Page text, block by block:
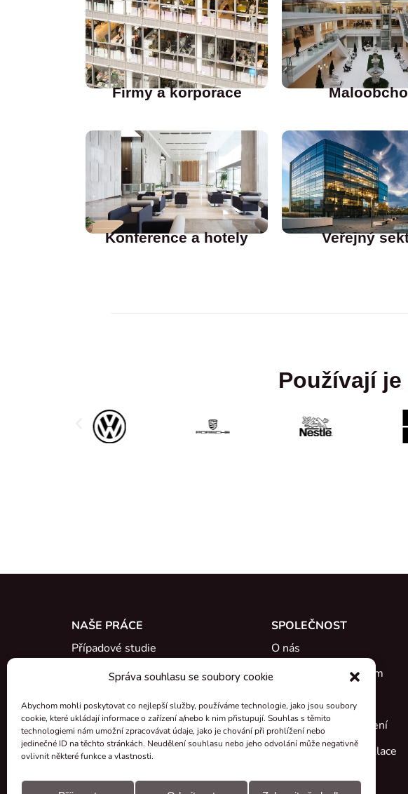
Správa souhlasu se soubory cookie
Abychom mohli poskytovat co nejlepší služby, používáme technologie, jako jsou soubory
cookie, které ukládají informace o zařízení a/nebo k nim přistupují. Souhlas s těmito
technologiemi nám umožní zpracovávat údaje, jako je chování při prohlížení nebo
jedinečné ID na těchto stránkách. Neudělení souhlasu nebo jeho odvolání může negativně
ovlivnit některé funkce a vlastnosti.
Firmy a korporace
Konference a hotely Veřejný
Používají
NAŠE PRÁCE
Případové studie
Reference
Co je nového
SPOLEČNOST
O nás
Seznamte se s týmem
Kariéra
Certifikáty a prohlášení
Zpětný odběr a recyklace
Granty a projekty